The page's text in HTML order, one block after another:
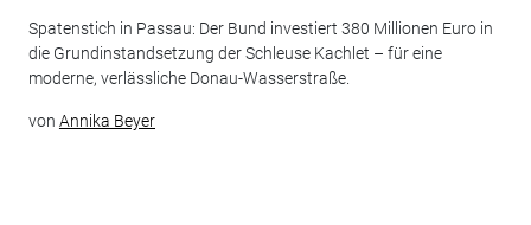
Spatenstich in Passau: Der Bund investiert 380 Millionen Euro in
die Grundinstandsetzung der Schleuse Kachlet – für eine
moderne, verlässliche Donau-Wasserstraße.
von Annika Beyer